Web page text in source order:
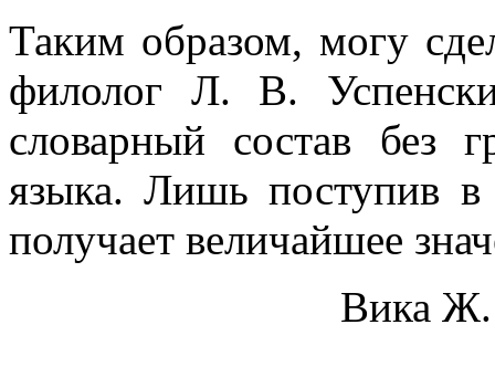
Таким образом, могу
филолог Л. В.
словарный состав без
языка. Лишь поступив в
получает величайшее
Вика Ж.